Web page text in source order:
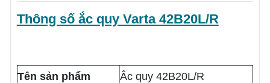
Thông số ắc quy Varta 42B20L/R
Tên sản phẩm Ắc quy 42B20L/R